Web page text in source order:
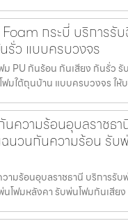
กระบี่ บริการรั
รั่ว แบบครบวงจร
ม PU กันร้อน กันเสียง กันรั่ว รั
มใต้ถุนบ้าน แบบครบวงจร ให้
นความร้อนอุบลราชธ
นวนกันความร้อน รับ
ามร้อนอุบลราชธานี บริการรั
โฟมหลังคา รับพ่นโฟมกันเสีย